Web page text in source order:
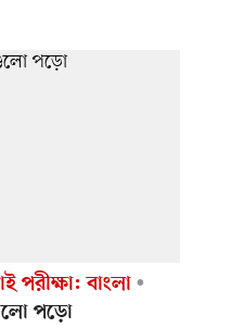
পরীক্ষা: বাংলা
পড়ো